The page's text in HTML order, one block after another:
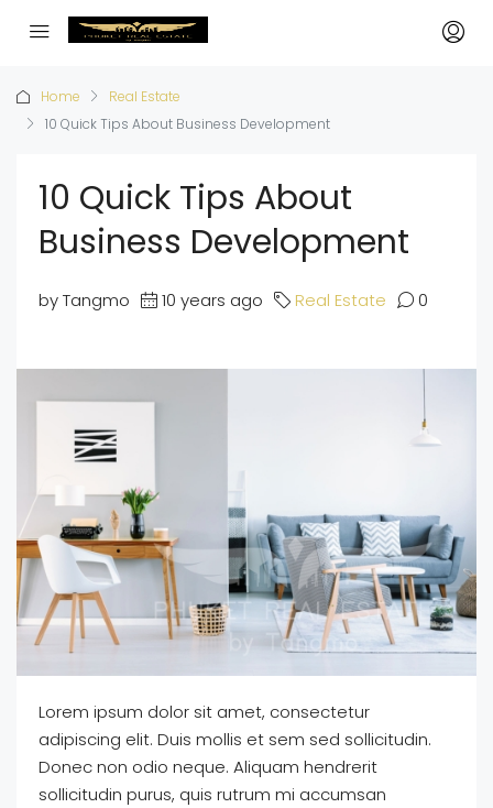
Home
Real Estate
10 Quick Tips About Business Development
10 Quick Tips About
Business Development
by Tangmo 10 years ago Real Estate 0
Lorem ipsum dolor sit amet, consectetur
adipiscing elit. Duis mollis et sem sed sollicitudin.
Donec non odio neque. Aliquam hendrerit
sollicitudin purus, quis rutrum mi accumsan